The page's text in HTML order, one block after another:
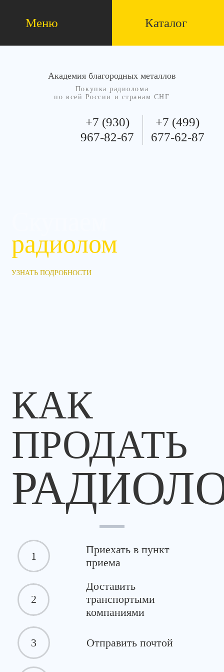
Меню Каталог
Академия благородных металлов
Покупка радиолома
по всей России и странам СНГ
+7 (930)
967-82-67
+7 (499)
677-62-87
радиолом
УЗНАТЬ ПОДРОБНОСТИ
КАК
ПРОДАТЬ
1
Приехать в пункт
приема
2
Доставить
транспортыми
компаниями
3 Отправить почтой